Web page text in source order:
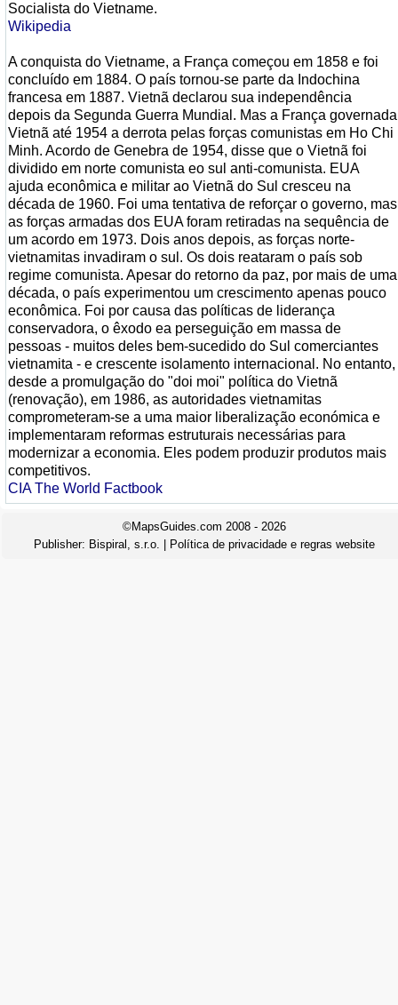
Socialista do Vietname.
Wikipedia
A conquista do Vietname, a França começou em 1858 e foi
concluído em 1884. O país tornou-se parte da Indochina
francesa em 1887. Vietnã declarou sua independência
depois da Segunda Guerra Mundial. Mas a França governada
Vietnã até 1954 a derrota pelas forças comunistas em Ho Chi
Minh. Acordo de Genebra de 1954, disse que o Vietnã foi
dividido em norte comunista eo sul anti-comunista. EUA
ajuda econômica e militar ao Vietnã do Sul cresceu na
década de 1960. Foi uma tentativa de reforçar o governo, mas
as forças armadas dos EUA foram retiradas na sequência de
um acordo em 1973. Dois anos depois, as forças norte-
vietnamitas invadiram o sul. Os dois reataram o país sob
regime comunista. Apesar do retorno da paz, por mais de uma
década, o país experimentou um crescimento apenas pouco
econômica. Foi por causa das políticas de liderança
conservadora, o êxodo ea perseguição em massa de
pessoas - muitos deles bem-sucedido do Sul comerciantes
vietnamita - e crescente isolamento internacional. No entanto,
desde a promulgação do "doi moi" política do Vietnã
(renovação), em 1986, as autoridades vietnamitas
comprometeram-se a uma maior liberalização económica e
implementaram reformas estruturais necessárias para
modernizar a economia. Eles podem produzir produtos mais
competitivos.
CIA The World Factbook
©MapsGuides.com 2008 - 2026
Publisher: Bispiral, s.r.o. Política de privacidade e regras website